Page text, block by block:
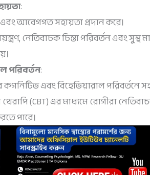
:
আবেগগত সহায়তা প্রদান করে।
নেতিবাচক চিন্তা পরিবর্তন এবং সুস্থ
পরিবর্তন:
এবং বিহেভিয়ারাল পরিবর্তনে
(CBT) এর মাধ্যমে রোগীরা
পারে।